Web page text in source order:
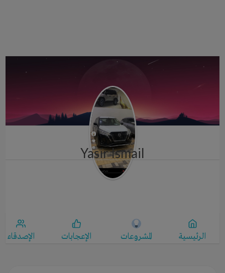
n
Yasir Ismail
الرئيسية المشروعات الإعجابات الإصدقاء